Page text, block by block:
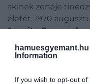
hamuesgyemant.hu
Information
If you wish to opt-out
akinek zenéje
életét. 1970
Juanita Greennel–
dolgozott –, hogy
nagyasszonyának